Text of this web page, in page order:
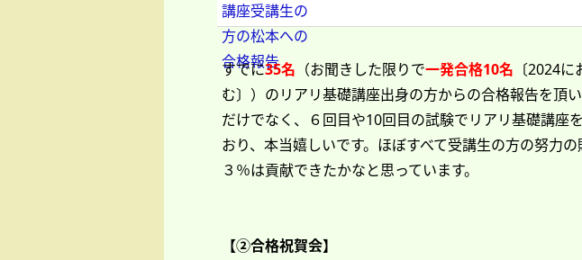
すでに35名 （お聞きした限りで一発合格10名 〔2024
む〕）のリアリ基礎講座出身の方からの合格報告を頂
だけでなく、６回目や10回目の試験でリアリ基礎講座
おり、本当嬉しいです。ほぼすべて受講生の方の努力
３％は貢献できたかなと思っています。
【②合格祝賀会】